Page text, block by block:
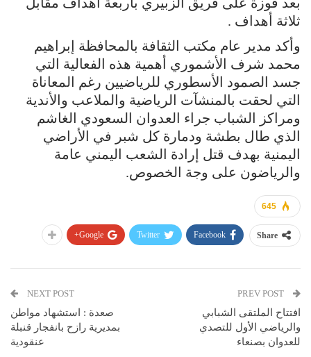
ثلاثة أهداف .
وأكد مدير عام مكتب الثقافة بالمحافظة إبراهيم
محمد شرف الأشموري أهمية هذه الفعالية التي
جسد الصمود الأسطوري للرياضيين رغم المعاناة
التي لحقت بالمنشآت الرياضية والملاعب والأندية
ومراكز الشباب جراء العدوان السعودي الغاشم
الذي طال بطشة ودمارة كل شبر في الأراضي
اليمنية بهدف قتل إرادة الشعب اليمني عامة
والرياضون على وجة الخصوص.
645
Share
Facebook
Twitter
Google+
افتتاح الملتقى الشبابي
والرياضي الأول للتصدي
للعدوان بصنعاء
NEXT POST
صعدة : استشهاد مواطن
بمديرية رازح بانفجار قنبلة
عنقودية